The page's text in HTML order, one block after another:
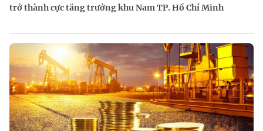
trở thành cực tăng trưởng khu Nam TP. Hồ Chí Minh